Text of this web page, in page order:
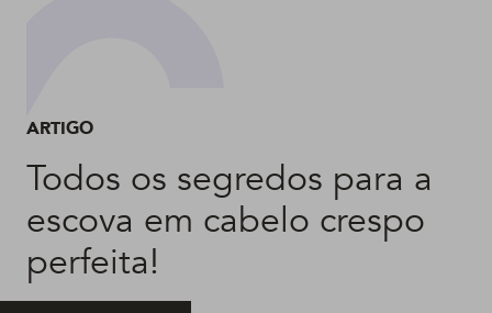
ARTIGO
Todos os segredos para a
escova em cabelo crespo
perfeita!